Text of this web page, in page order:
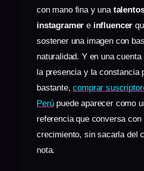
con mano fina y una
instagramer e influencer
sostener una imagen con
naturalidad. Y en una
la presencia y la constancia
bastante,comprar
Perúpuede aparecer como
referencia que conversa
crecimiento, sin sacarla del
nota.